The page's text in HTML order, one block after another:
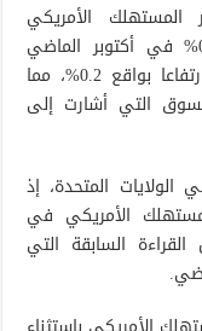
المستهلك الأمريكي
باستثناء أسعار الغذاء والطاقة بواقع 0.6% في أكتوبر الماضي
مقابل قراءة الشهر السابق التي سجلت ارتفاعا بواقع 0.2%، مما
التي أشارت إلى
المتحدة، إذ
الأمريكي في
القراءة السابقة التي